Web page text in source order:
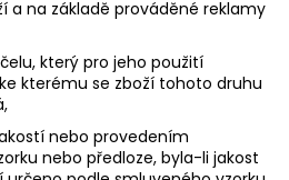
a na základě prováděné reklamy
který pro jeho použití
kterému se zboží tohoto druhu
nebo provedením
nebo předloze, byla-li jakost